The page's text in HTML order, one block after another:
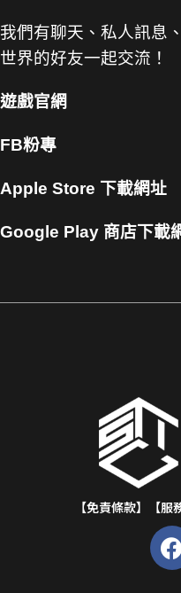
我們有聊天、私人訊息
世界的好友一起交流！
遊戲官網
FB粉專
Apple Store 下載網址
Google Play 商店下載
【免責條款】 【服